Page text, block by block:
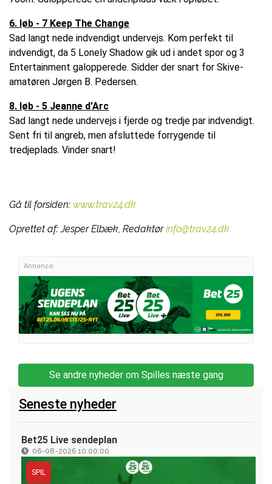
6. løb - 7 Keep The Change
Sad langt nede indvendigt undervejs. Kom perfekt til
indvendigt, da 5 Lonely Shadow gik ud i andet spor og 3
Entertainment galopperede. Sidder der snart for Skive-
amatøren Jørgen B. Pedersen.
8. løb - 5 Jeanne d'Arc
Sad langt nede undervejs i fjerde og tredje par indvendigt.
Sent fri til angreb, men afsluttede forrygende til
tredjeplads. Vinder snart!
Gå til forsiden: www.trav24.dk
Oprettet af:Jesper Elbæk, Redaktør info@trav24.dk
Annonce:
Se andre nyheder om Spilles næste gang
Seneste nyheder
Bet25 Live sendeplan
06-08-2026 10:00:00
SPIL